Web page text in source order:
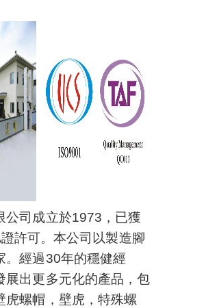
公司成立於1973，已獲
許可。本公司以製造腳
。經過30年的穩健經
展出更多元化的產品，包
虎螺帽，壁虎，特殊螺